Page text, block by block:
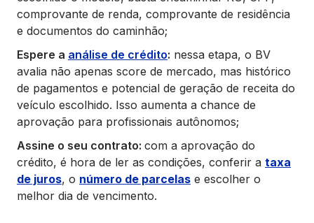
comprovante de renda, comprovante de residência
e documentos do caminhão;
Espere a análise de crédito: nessa etapa, o BV
avalia não apenas score de mercado, mas histórico
de pagamentos e potencial de geração de receita do
veículo escolhido. Isso aumenta a chance de
aprovação para profissionais autônomos;
Assine o seu contrato: com a aprovação do
crédito, é hora de ler as condições, conferir a taxa
de juros, o número de parcelas e escolher o
melhor dia de vencimento.